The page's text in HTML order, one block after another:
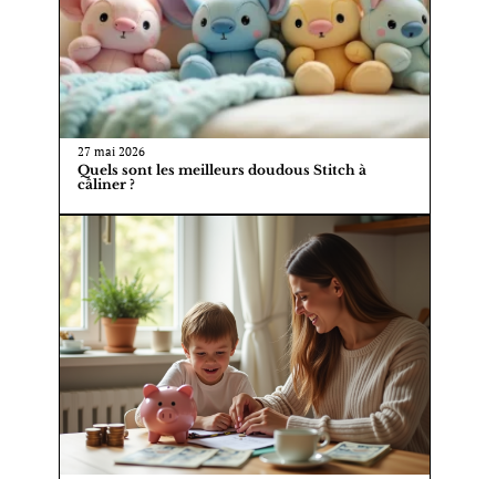
27 mai 2026
Quels sont les meilleurs doudous Stitch à
câliner ?